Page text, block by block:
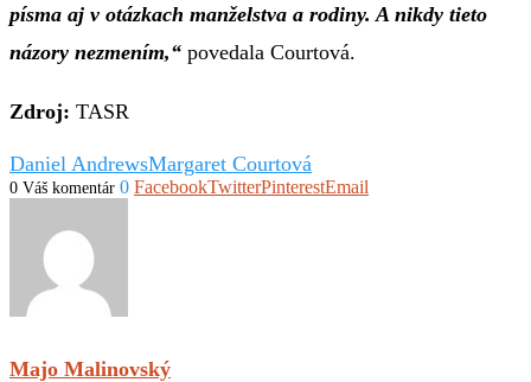
písma aj v otázkach manželstva a rodiny. A nikdy tieto
názory nezmením,“ povedala Courtová.
Zdroj: TASR
Daniel AndrewsMargaret Courtová
0 Váš komentár 0 FacebookTwitterPinterestEmail
Majo Malinovský